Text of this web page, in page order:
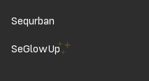
Sequrban
SeGlowUp